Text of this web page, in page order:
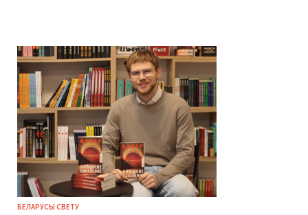
БЕЛАРУСЫ СВЕТУ